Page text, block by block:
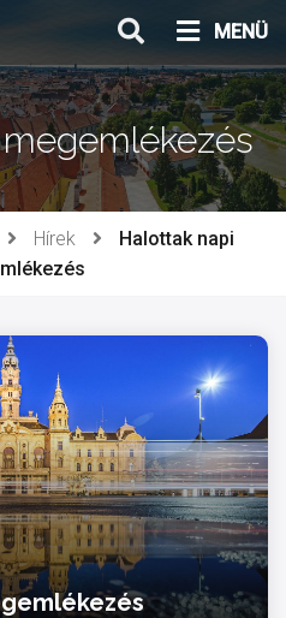
MENÜ
Hírek
Halottak napi